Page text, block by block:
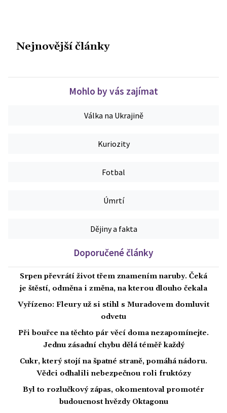
Nejnovější články
Mohlo by vás zajímat
Válka na Ukrajině
Kuriozity
Fotbal
Úmrtí
Dějiny a fakta
Doporučené články
Srpen převrátí život třem znamením naruby. Čeká
je štěstí, odměna i změna, na kterou dlouho čekala
Vyřízeno: Fleury už si stihl s Muradovem domluvit
odvetu
Při bouřce na těchto pár věcí doma nezapomínejte.
Jednu zásadní chybu dělá téměř každý
Cukr, který stojí na špatné straně, pomáhá nádoru.
Vědci odhalili nebezpečnou roli fruktózy
Byl to rozlučkový zápas, okomentoval promotér
budoucnost hvězdy Oktagonu